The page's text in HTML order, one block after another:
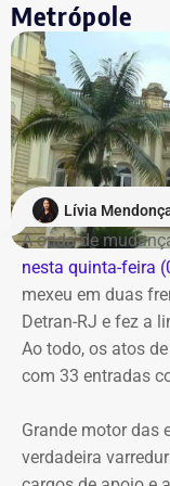
brechas para
passem por
patrimônio
servidores do Rio.
COM FÁBIO
instaurar o
necessárias para
identificado.
Os investigadores
Platforms para
perfil responsável
Com informações
Metrópole
Lívia
A onda de
nesta quinta-feira
mexeu em duas
Detran-RJ e fez a
Ao todo, os atos
com 33 entradas
Grande motor das
verdadeira